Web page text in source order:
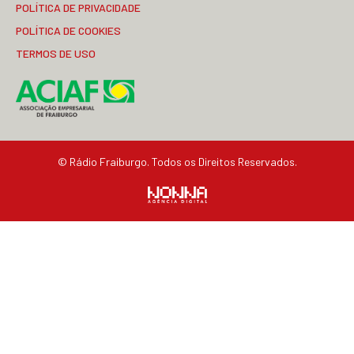
POLÍTICA DE PRIVACIDADE
POLÍTICA DE COOKIES
TERMOS DE USO
© Rádio Fraiburgo. Todos os Direitos Reservados.